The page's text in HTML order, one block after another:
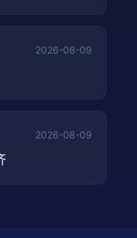
2026-08-09
2026-08-09